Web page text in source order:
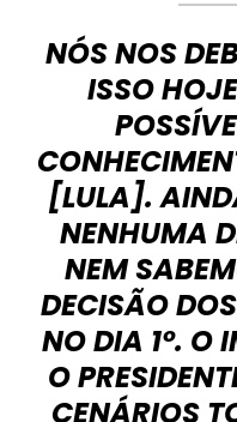
NÓS NOS
ISSO
[LULA].
NENHUMA
NEM
DECISÃO
NO DIA 1º. O
O
CENÁRIOS